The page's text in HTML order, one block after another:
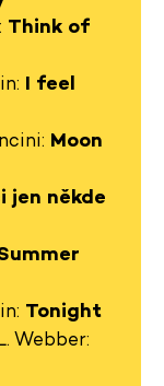
Think of
I feel
Moon
jen někde
Tonight
Webber: